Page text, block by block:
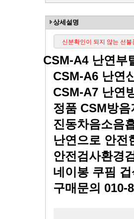
상세설명
신분확인이 되지 않는 선
CSM-A4 난연부
CSM-A6 난연
CSM-A7 난연
정품 CSM방
진동차음소음
난연으로 안전
안전검사환경
네이봉 쿠핌
구매문의 010-